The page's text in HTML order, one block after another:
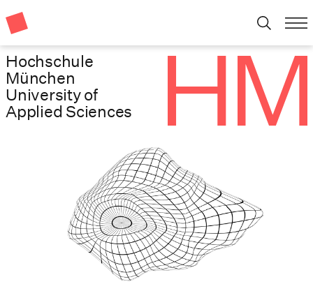
Hochschule
München
University of
Applied Sciences